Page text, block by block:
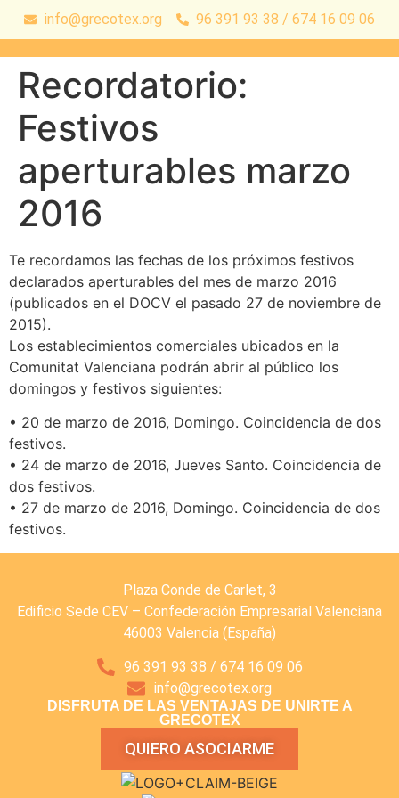
info@grecotex.org 96 391 93 38 / 674 16 09 06
Recordatorio:
Festivos
aperturables marzo
2016
Te recordamos las fechas de los próximos festivos
declarados aperturables del mes de marzo 2016
(publicados en el DOCV el pasado 27 de noviembre de
2015).
Los establecimientos comerciales ubicados en la
Comunitat Valenciana podrán abrir al público los
domingos y festivos siguientes:
• 20 de marzo de 2016, Domingo. Coincidencia de dos
festivos.
• 24 de marzo de 2016, Jueves Santo. Coincidencia de
dos festivos.
• 27 de marzo de 2016, Domingo. Coincidencia de dos
festivos.
Plaza Conde de Carlet, 3
Edificio Sede CEV – Confederación Empresarial Valenciana
46003 Valencia (España)
96 391 93 38 / 674 16 09 06
info@grecotex.org
DISFRUTA DE LAS VENTAJAS DE UNIRTE A
GRECOTEX
QUIERO ASOCIARME